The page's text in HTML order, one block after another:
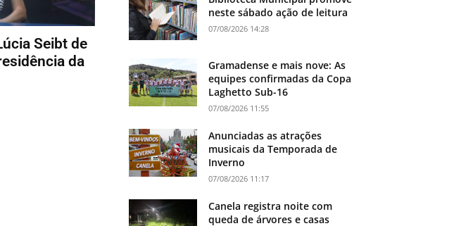
Seibt de
da
neste sábado ação de leitura
07/08/2026 14:28
Gramadense e mais nove: As
equipes confirmadas da Copa
Laghetto Sub-16
07/08/2026 11:55
Anunciadas as atrações
musicais da Temporada de
Inverno
07/08/2026 11:17
Canela registra noite com
queda de árvores e casas